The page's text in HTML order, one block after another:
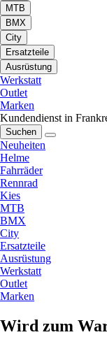
MTB
BMX
City
Ersatzteile
Ausrüstung
Werkstatt
Outlet
Marken
Kundendienst in
Suchen
Neuheiten
Helme
Fahrräder
Rennrad
Kies
MTB
BMX
City
Ersatzteile
Ausrüstung
Werkstatt
Outlet
Marken
Wird zum